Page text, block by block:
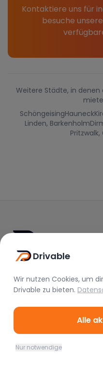
Kontaktiere uns für
besuche
Weitere Städte, in
SchöngeisingHauneck
Linden, Barkenholm
Drivable
FAQ
Instagram
Drivable
Wir nutzen Cookies, um
Drivable zu bieten.
Alle
Nur notwendige